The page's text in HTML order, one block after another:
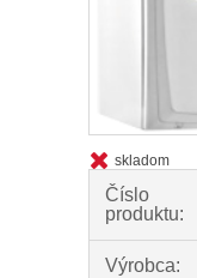
skladom
Číslo
produktu:
Výrobca: